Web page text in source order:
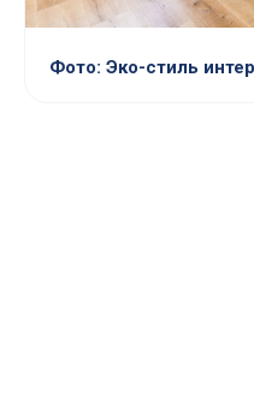
Фото: Эко-стиль